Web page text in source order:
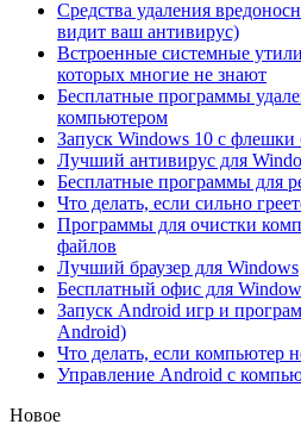
Средства удаления
видит ваш антивирус)
Встроенные системные
которых многие не знают
Бесплатные программы
компьютером
Запуск Windows 10 с флешки
Лучший антивирус для
Бесплатные программы для
Что делать, если сильно
Программы для очистки
файлов
Лучший браузер для Windows
Бесплатный офис для
Запуск Android игр и
Android)
Что делать, если компьютер
Управление Android с
Новое